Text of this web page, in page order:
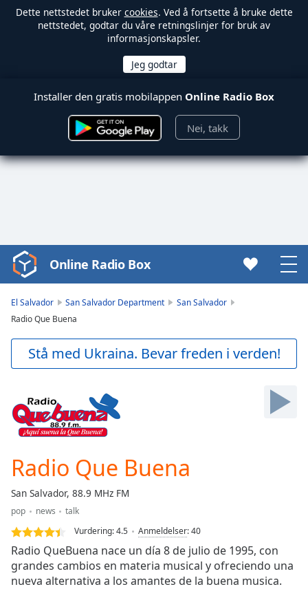
Dette nettstedet bruker cookies. Ved å fortsette å bruke dette
nettstedet, godtar du våre retningslinjer for bruk av
informasjonskapsler.
Installer den gratis mobilappen Online Radio Box
Nei, takk
Video
Player
loading.
Video
Skip
Forward
Mute
Current
0:00
Duration
-:-
Loaded:
0.00%
Stream
TypeLIVE
Seek to
live,
currently
Online Radio Box
El Salvador San Salvador Department
San Salvador
Radio Que Buena
Stå med Ukraina. Bevar freden i verden!
Radio Que Buena
San Salvador, 88.9 MHz FM
pop news
talk
Vurdering:4.5 Anmeldelser:40
Radio QueBuena nace un día 8 de julio de 1995, con
grandes cambios en materia musical y ofreciendo una
nueva alternativa a los amantes de la buena musica.